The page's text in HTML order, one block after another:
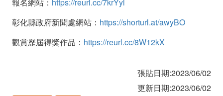
彰化縣政府新聞處網站： https://shorturl.at/awyBO
觀賞歷屆得獎作品： https://reurl.cc/8W12kX
張貼日期:2023/06/02
更新日期:2023/06/02